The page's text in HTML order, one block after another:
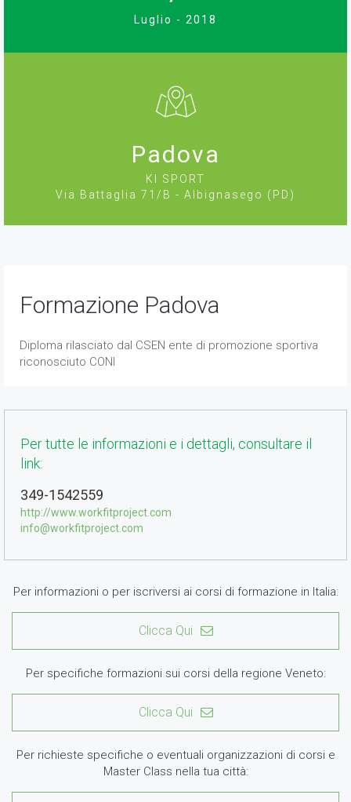
Luglio - 2018
Padova
KI SPORT
Via Battaglia 71/B - Albignasego (PD)
Formazione Padova
Diploma rilasciato dal CSEN ente di promozione sportiva
riconosciuto CONI
Per tutte le informazioni e i dettagli, consultare il
link:
349-1542559
http://www.workfitproject.com
info@workfitproject.com
Per informazioni o per iscriversi ai corsi di formazione in Italia:
Clicca Qui
Per specifiche formazioni sui corsi della regione Veneto:
Clicca Qui
Per richieste specifiche o eventuali organizzazioni di corsi e
Master Class nella tua città: